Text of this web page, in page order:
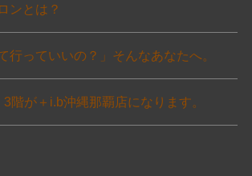
ンとは？
行っていいの？」そんなあなたへ。
階が＋i.b沖縄那覇店になります。